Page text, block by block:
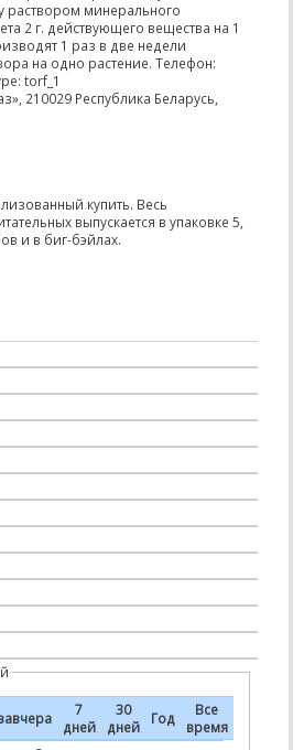
раствором минерального
2 г. действующего вещества на 1
1 раз в две недели
на одно растение. Телефон:
torf_1
210029 Республика Беларусь,
купить. Весь
выпускается в упаковке 5,
и в биг-бэйлах.
7
дней
30
дней
Год
Все
время